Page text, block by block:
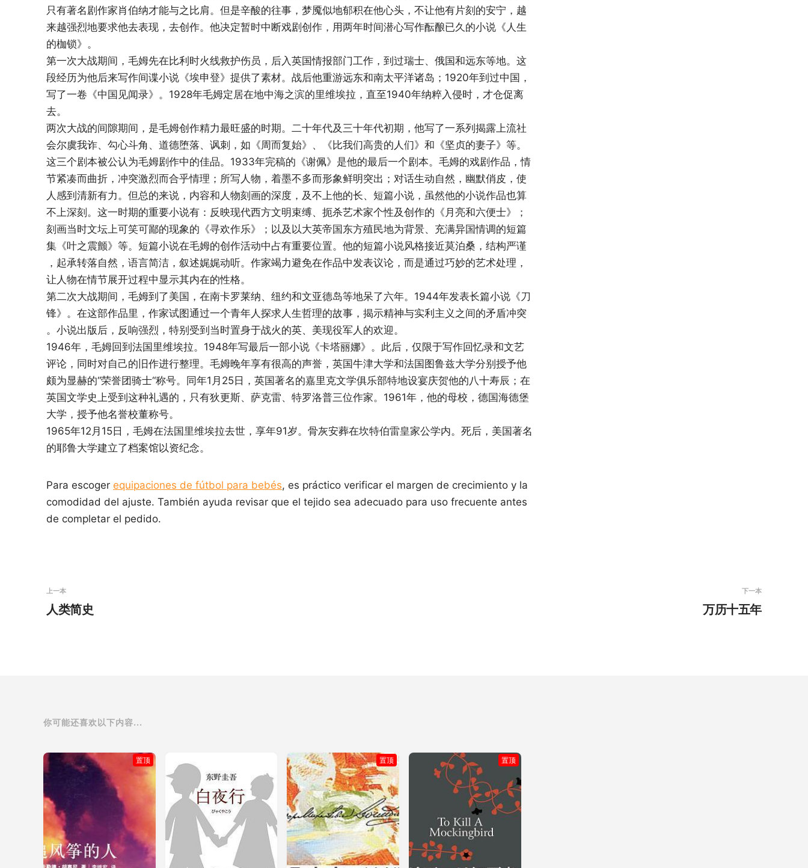
只有著名剧作家肖伯纳才能与之比肩。但是辛酸的往事，梦魇似地郁积在他心头，不让他有片刻的安宁，越
来越强烈地要求他去表现，去创作。他决定暂时中断戏剧创作，用两年时间潜心写作酝酿已久的小说《人生
的枷锁》。
第一次大战期间，毛姆先在比利时火线救护伤员，后入英国情报部门工作，到过瑞士、俄国和远东等地。这
段经历为他后来写作间谍小说《埃申登》提供了素材。战后他重游远东和南太平洋诸岛；1920年到过中国，
写了一卷《中国见闻录》。1928年毛姆定居在地中海之滨的里维埃拉，直至1940年纳粹入侵时，才仓促离
去。
两次大战的间隙期间，是毛姆创作精力最旺盛的时期。二十年代及三十年代初期，他写了一系列揭露上流社
会尔虞我诈、勾心斗角、道德堕落、讽刺，如《周而复始》、《比我们高贵的人们》和《坚贞的妻子》等。
这三个剧本被公认为毛姆剧作中的佳品。1933年完稿的《谢佩》是他的最后一个剧本。毛姆的戏剧作品，情
节紧凑而曲折，冲突激烈而合乎情理；所写人物，着墨不多而形象鲜明突出；对话生动自然，幽默俏皮，使
人感到清新有力。但总的来说，内容和人物刻画的深度，及不上他的长、短篇小说，虽然他的小说作品也算
不上深刻。这一时期的重要小说有：反映现代西方文明束缚、扼杀艺术家个性及创作的《月亮和六便士》；
刻画当时文坛上可笑可鄙的现象的《寻欢作乐》；以及以大英帝国东方殖民地为背景、充满异国情调的短篇
集《叶之震颤》等。短篇小说在毛姆的创作活动中占有重要位置。他的短篇小说风格接近莫泊桑，结构严谨
，起承转落自然，语言简洁，叙述娓娓动听。作家竭力避免在作品中发表议论，而是通过巧妙的艺术处理，
让人物在情节展开过程中显示其内在的性格。
第二次大战期间，毛姆到了美国，在南卡罗莱纳、纽约和文亚德岛等地呆了六年。1944年发表长篇小说《刀
锋》。在这部作品里，作家试图通过一个青年人探求人生哲理的故事，揭示精神与实利主义之间的矛盾冲突
。小说出版后，反响强烈，特别受到当时置身于战火的英、美现役军人的欢迎。
1946年，毛姆回到法国里维埃拉。1948年写最后一部小说《卡塔丽娜》。此后，仅限于写作回忆录和文艺
评论，同时对自己的旧作进行整理。毛姆晚年享有很高的声誉，英国牛津大学和法国图鲁兹大学分别授予他
颇为显赫的“荣誉团骑士“称号。同年1月25日，英国著名的嘉里克文学俱乐部特地设宴庆贺他的八十寿辰；在
英国文学史上受到这种礼遇的，只有狄更斯、萨克雷、特罗洛普三位作家。1961年，他的母校，德国海德堡
大学，授予他名誉校董称号。
1965年12月15日，毛姆在法国里维埃拉去世，享年91岁。骨灰安葬在坎特伯雷皇家公学内。死后，美国著名
的耶鲁大学建立了档案馆以资纪念。
Para escoger equipaciones de fútbol para bebés, es práctico verificar el margen de crecimiento y la
comodidad del ajuste. También ayuda revisar que el tejido sea adecuado para uso frecuente antes
de completar el pedido.
上一本
人类简史
下一本
万历十五年
你可能还喜欢以下内容...
置顶 置顶 置顶